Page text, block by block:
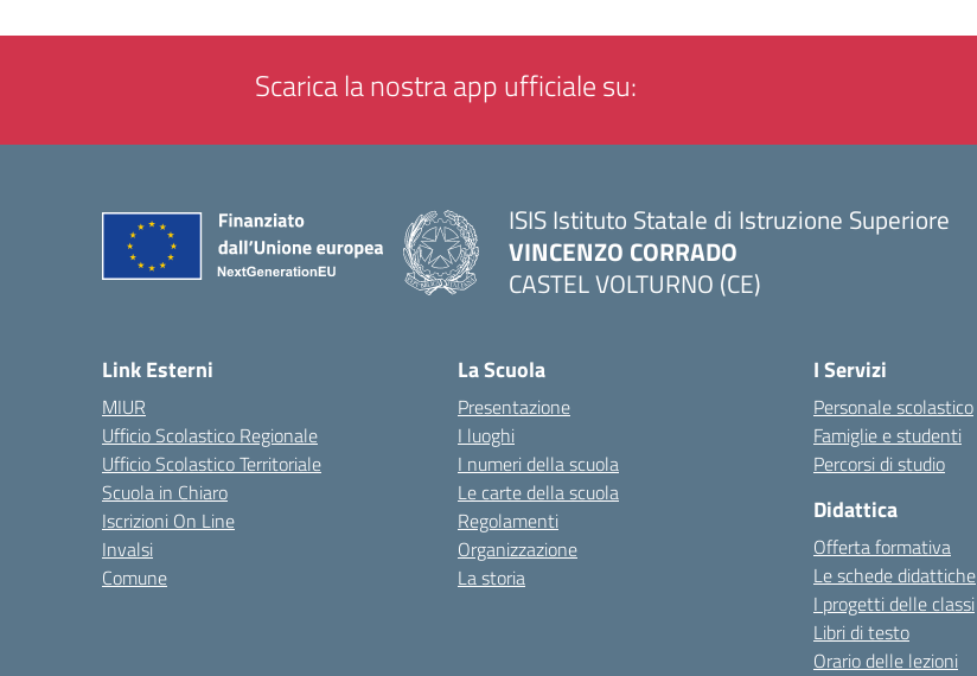
Scarica la nostra app ufficiale su:
ISIS Istituto Statale di Istruzione Superiore
VINCENZO CORRADO
CASTEL VOLTURNO (CE)
Link Esterni
MIUR
Ufficio Scolastico Regionale
Ufficio Scolastico Territoriale
Scuola in Chiaro
Iscrizioni On Line
Invalsi
Comune
La Scuola
Presentazione
I luoghi
I numeri della scuola
Le carte della scuola
Regolamenti
Organizzazione
La storia
I Servizi
Personale scolastico
Famiglie e studenti
Percorsi di studio
Didattica
Offerta formativa
Le schede didattiche
I progetti delle classi
Libri di testo
Orario delle lezioni